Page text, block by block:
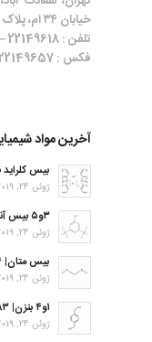
خیابان ۳۴ ام، پلاک ۷۶، واحد ۱۴
تلفن : 22149618 – 021
فکس : 22149657 – 021
آخرین مواد
بیس کلراید نیکل
ژوئن 24, 2019 - 12:55 ب.ظ
۳و۵ بیس آنیلین| ۸۴۱۱۴۴
ژوئن 24, 2019 - 12:45 ب.ظ
بیس متان| ۸۴۱۶۸۴
ژوئن 24, 2019 - 12:31 ب.ظ
۱و۴ بنزن| ۸۴۱۶۸۳
ژوئن 24, 2019 - 12:25 ب.ظ